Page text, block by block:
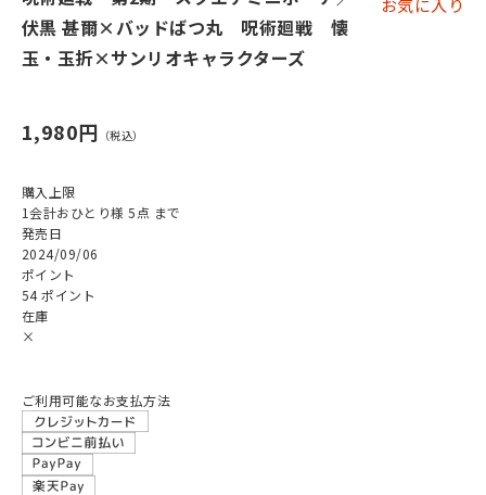
伏黒 甚爾×バッドばつ丸 呪術廻戦 懐
玉・玉折×サンリオキャラクターズ
お気に入り
1,980円
購入上限
1会計おひとり様 5点 まで
発売日
2024/09/06
ポイント
54 ポイント
在庫
×
ご利用可能なお支払方法